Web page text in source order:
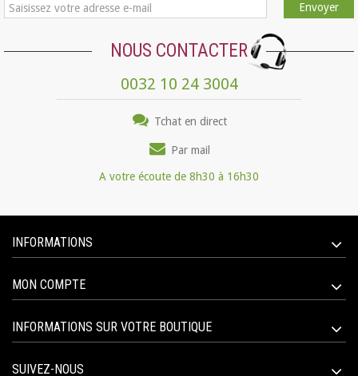
Envoyer
NOUS CONTACTER
0032 10 24 3004
Tchat en direct
Par mail
A votre écoute de 8h30 à 16h30
INFORMATIONS
MON COMPTE
INFORMATIONS SUR VOTRE BOUTIQUE
SUIVEZ-NOUS